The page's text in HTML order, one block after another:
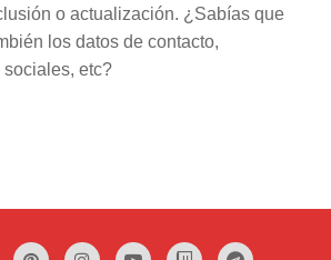
o actualización. ¿Sabías que
los datos de contacto,
etc?